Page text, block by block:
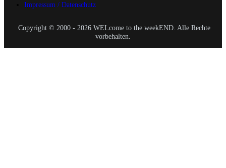
Impressum / Datenschutz
Copyright © 2000 - 2026 WELcome to the weekEND. Alle Rechte
vorbehalten.